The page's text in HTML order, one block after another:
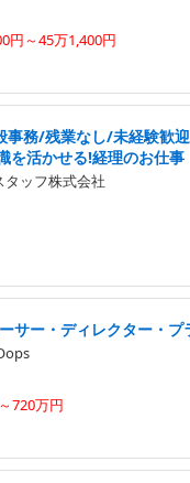
円～45万1,400円
事務/残業なし/未経験歓
を活かせる!経理のお仕事
ッフ株式会社
サー・ディレクター・プ
720万円